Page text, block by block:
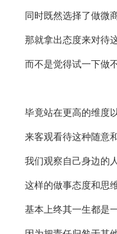
同时既然选择了做微
那就拿出态度来对待
而不是觉得试一下做
毕竟站在更高的维度
来客观看待这种随意
我们观察自己身边的
这样的做事态度和思维
基本上终其一生都是